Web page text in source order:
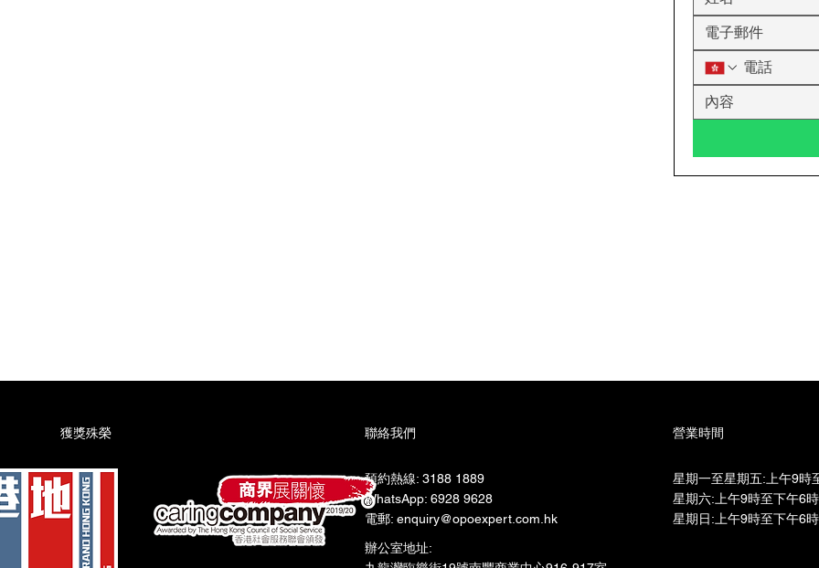
​獲獎殊榮 聯絡我們
預約熱線: 3188 1889
WhatsApp: 6928 9628
電郵: enquiry@opoexpert.com.hk
辦公室地址:
營業時間
星期一至星期五:上午9時
星期六:上午9時至下午6時​
星期日:上午9時至下午6時